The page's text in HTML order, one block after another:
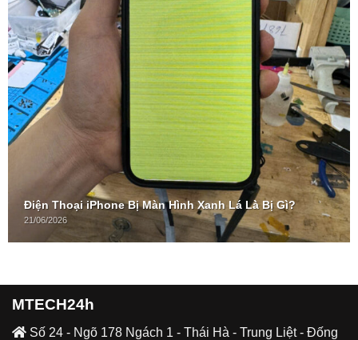
Điện Thoại iPhone Bị Màn Hình Xanh Lá Là Bị Gì?
21/06/2026
MTECH24h
Số 24 - Ngõ 178 Ngách 1 - Thái Hà - Trung Liệt - Đống